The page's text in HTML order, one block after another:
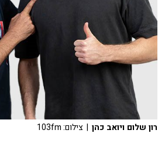
רון שלום ויואב כהן | צילום: 103fm